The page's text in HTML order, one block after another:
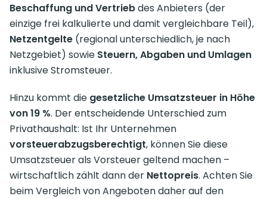
Beschaffung und Vertriebdes Anbieters (der
einzige frei kalkulierte und damit vergleichbare Teil),
Netzentgelte (regional unterschiedlich, je nach
Netzgebiet) sowie Steuern, Abgaben und Umlagen
inklusive Stromsteuer.
Hinzu kommt die gesetzliche Umsatzsteuer in Höhe
von 19 %. Der entscheidende Unterschied zum
Privathaushalt: Ist Ihr Unternehmen
vorsteuerabzugsberechtigt, können Sie diese
Umsatzsteuer als Vorsteuer geltend machen –
wirtschaftlich zählt dann der Nettopreis. Achten Sie
beim Vergleich von Angeboten daher auf den